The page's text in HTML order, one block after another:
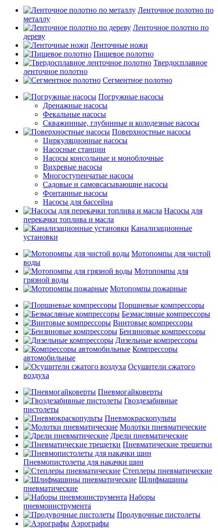
Ленточное полотно по
металлу
Ленточное полотно по
дереву
Ленточные ножи
Пищевое полотно
Твердосплавное
ленточное полотно
Сегментное полотно
Погружные насосы
Дренажные насосы
Фекальные насосы
Скважинные, глубинные и колодезные насосы
Поверхностные насосы
Циркуляционные насосы
Насосные станции
Насосы консольные и моноблочные
Вихревые насосы
Многоступенчатые насосы
Садовые и самовсасывающие насосы
Фонтанные насосы
Насосы для бассейна
Насосы для
перекачки топлива и масла
Канализационные
установки
Мотопомпы для чистой
воды
Мотопомпы для
грязной воды
Мотопомпы пожарные
Поршневые компрессоры
Безмасляные компрессоры
Винтовые компрессоры
Бензиновые компрессоры
Дизельные компрессоры
Компрессоры
автомобильные
Осушители сжатого
воздуха
Пневмогайковерты
Гвоздезабивные
пистолеты
Пневмокраскопульты
Молотки пневматические
Дрели пневматические
Пневматические трещетки
Пневмопистолеты для накачки шин
Степлеры пневматические
Шлифмашины
пневматические
Наборы
пневмоинструмента
Продувочные пистолеты
Аэрографы